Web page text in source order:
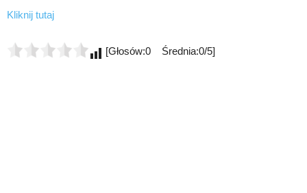
Kliknij tutaj
[Głosów:0 Średnia:0/5]